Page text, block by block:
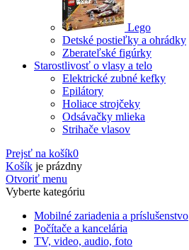
Lego
Detské postieľky a ohrádky
Zberateľské figúrky
Starostlivosť o vlasy a telo
Elektrické zubné kefky
Epilátory
Holiace strojčeky
Odsávačky mlieka
Strihače vlasov
Prejsť na košík0
Košík je prázdny
Otvoriť menu
Vyberte kategóriu
Mobilné zariadenia a príslušenstvo
Počítače a kancelária
TV, video, audio, foto